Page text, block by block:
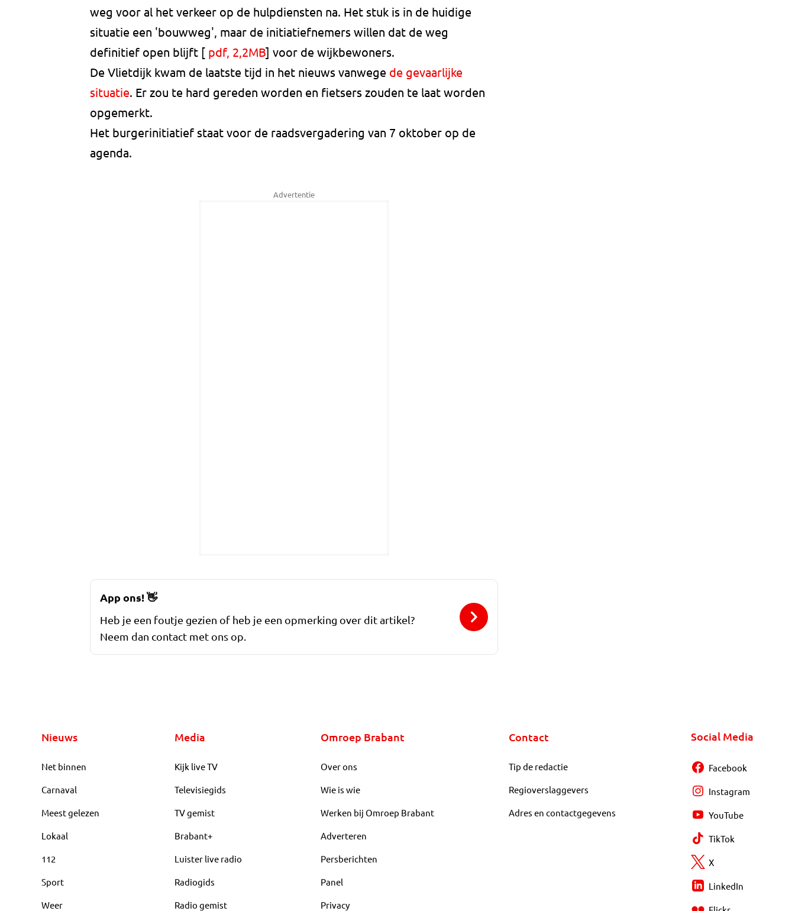
weg voor al het verkeer op de hulpdiensten na. Het stuk is in de huidige
situatie een 'bouwweg', maar de initiatiefnemers willen dat de weg
definitief open blijft [ pdf, 2,2MB] voor de wijkbewoners.
De Vlietdijk kwam de laatste tijd in het nieuws vanwege de gevaarlijke
situatie. Er zou te hard gereden worden en fietsers zouden te laat worden
opgemerkt.
Het burgerinitiatief staat voor de raadsvergadering van 7 oktober op de
agenda.
Advertentie
App ons!👋
Heb je een foutje gezien of heb je een opmerking over dit artikel?
Neem dan contact met ons op.
Nieuws
Net binnen
Carnaval
Meest gelezen
Lokaal
112
Sport
Weer
Media
Kijk live TV
Televisiegids
TV gemist
Brabant+
Luister live radio
Radiogids
Radio gemist
Omroep Brabant
Over ons
Wie is wie
Werken bij Omroep Brabant
Adverteren
Persberichten
Panel
Privacy
Contact
Tip de redactie
Regioverslaggevers
Adres en contactgegevens
Social Media
Facebook
Instagram
YouTube
TikTok
X
LinkedIn